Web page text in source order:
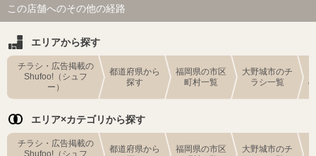
この店舗へのその他の経路
エリアから探す
チラシ・広告掲載の
Shufoo!（シュフ
ー）
都道府県から
探す
福岡県の市区
町村一覧
大野城市のチ
ラシ一覧
エリア×カテゴリから探す
チラシ・広告掲載の
都道府県から
福岡県の市区
大野城市のチ